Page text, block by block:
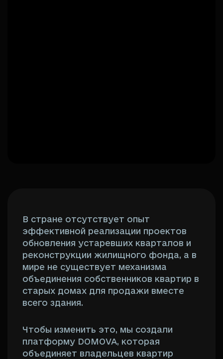
В стране отсутствует опыт
эффективной реализации проектов
обновления устаревших кварталов и
реконструкции жилищного фонда, а в
мире не существует механизма
объединения собственников квартир в
старых домах для продажи вместе
всего здания.
Чтобы изменить это, мы создали
платформу DOMOVA, которая
объединяет владельцев квартир